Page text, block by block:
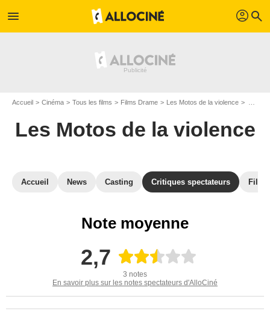
menu profil search
Accueil Cinéma Tous les films Films Drame Les Motos de la violence
Les Motos de la violence
Accueil News Casting Critiques spectateurs
Note moyenne
2,7
3 notes
En savoir plus sur les notes spectateurs d'AlloCiné